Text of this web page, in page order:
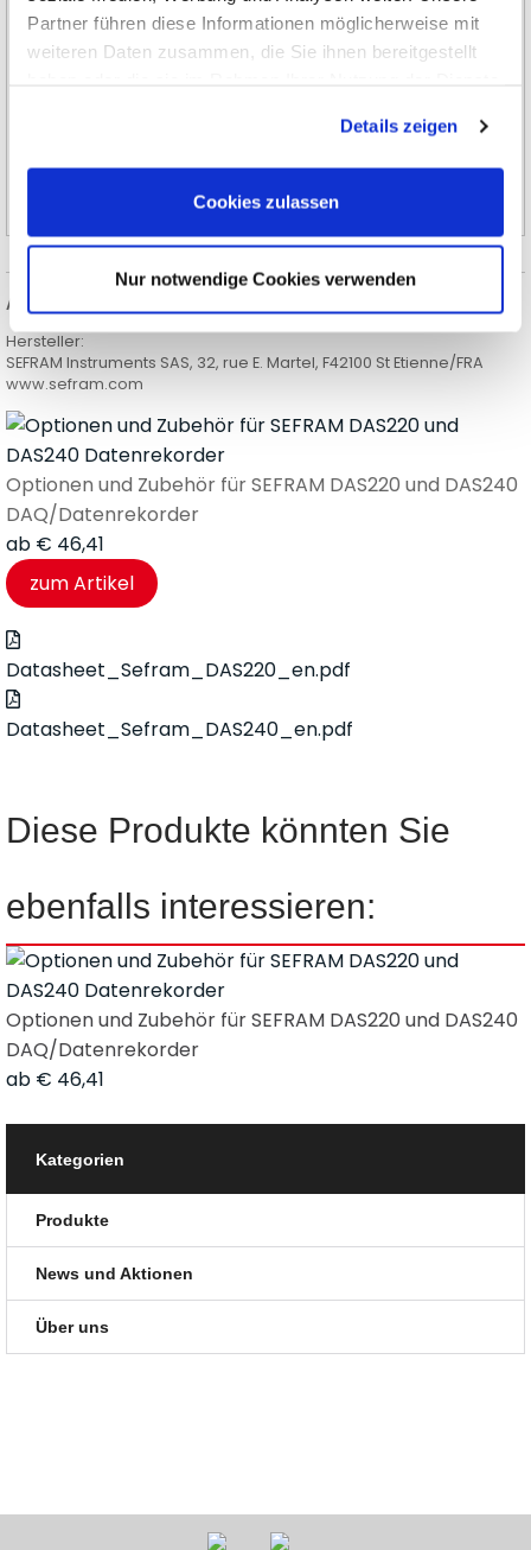
Partner führen diese Informationen möglicherweise mit
weiteren Daten zusammen, die Sie ihnen bereitgestellt
Details zeigen
Cookies zulassen
Nur notwendige Cookies verwenden
Signale und Zustände. Die Messung fokussiert sich oft
auf kurze Zeiträume, zum Beispiel direkt vor,
während und nach einem bestimmten Event
werden daher oft nicht stetig, sondern nur bei
Angaben zur Produktsicherheit:
Hersteller:
SEFRAM Instruments SAS, 32, rue E. Martel, F42100 St Etienne/FRA
www.sefram.com
Optionen und Zubehör für SEFRAM DAS220 und DAS240
DAQ/Datenrekorder
ab € 46,41
Datasheet_Sefram_DAS220_en.pdf
Datasheet_Sefram_DAS240_en.pdf
Diese Produkte könnten Sie
ebenfalls interessieren:
Optionen und Zubehör für SEFRAM DAS220 und DAS240
DAQ/Datenrekorder
ab € 46,41
Kategorien
Produkte
News und Aktionen
Über uns